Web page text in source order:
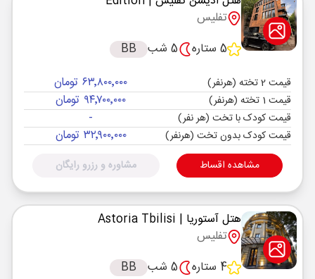
تفلیس
5 ستاره
5 شب BB
قیمت 2 تخته (هرنفر) ۶۳٬۸۰۰٬۰۰۰ تومان
قیمت 1 تخته (هرنفر) ۹۴٬۷۰۰٬۰۰۰ تومان
قیمت کودک با تخت (هر نفر) -
قیمت کودک بدون تخت (هرنفر) ۳۲٬۹۰۰٬۰۰۰ تومان
مشاهده اقساط مشاوره و رزرو رایگان
هتل آستوریا | Astoria Tbilisi
تفلیس
4 ستاره
5 شب BB